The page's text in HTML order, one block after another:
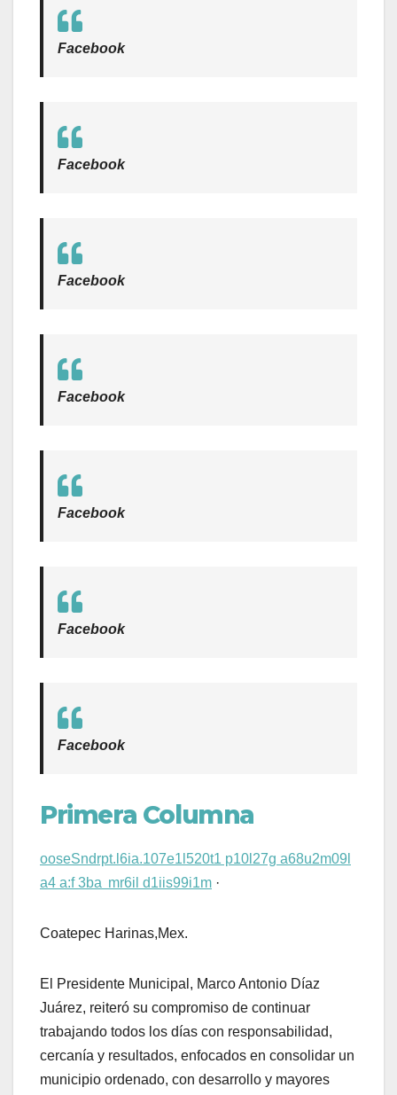
Facebook
Facebook
Facebook
Facebook
Facebook
Facebook
Facebook
Primera Columna
ooseSndrpt.l6ia.107e1l520t1 p10l27g a68u2m09l
a4 a:f 3ba mr6il d1iis99i1m ·
Coatepec Harinas,Mex.
El Presidente Municipal, Marco Antonio Díaz
Juárez, reiteró su compromiso de continuar
trabajando todos los días con responsabilidad,
cercanía y resultados, enfocados en consolidar un
municipio ordenado, con desarrollo y mayores